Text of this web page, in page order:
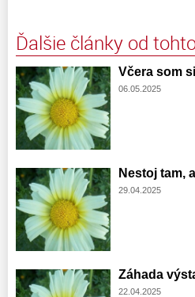
Ďalšie články od
Včera som
06.05.2025
Nestoj tam,
29.04.2025
Záhada
22.04.2025